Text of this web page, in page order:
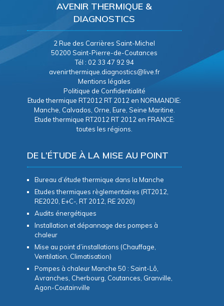
AVENIR THERMIQUE &
DIAGNOSTICS
2 Rue des Carrières Saint-Michel
50200 Saint-Pierre-de-Coutances
Tél : 02 33 47 92 94
avenirthermique.diagnostics@live.fr
Mentions légales
Politique de Confidentialité
Etude thermique RT2012 RT 2012 en NORMANDIE:
Manche, Calvados, Orne, Eure, Seine Maritine.
Etude thermique RT2012 RT 2012 en FRANCE:
toutes les régions.
DE L’ÉTUDE À LA MISE AU POINT
Bureau d’étude thermique dans la Manche
Etudes thermiques règlementaires (RT2012,
RE2020, E+C-, RT 2012, RE 2020)
Audits énergétiques
Installation et dépannage des pompes à
chaleur
Mise au point d’installations (Chauffage,
Ventilation, Climatisation)
Pompes à chaleur Manche 50 : Saint-Lô,
Avranches, Cherbourg, Coutances, Granville,
Agon-Coutainville